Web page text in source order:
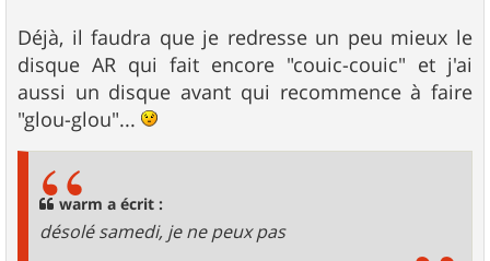
Déjà, il faudra que je redresse un peu mieux le
disque AR qui fait encore "couic-couic" et j'ai
aussi un disque avant qui recommence à faire
"glou-glou"...
warm a écrit :
désolé samedi, je ne peux pas